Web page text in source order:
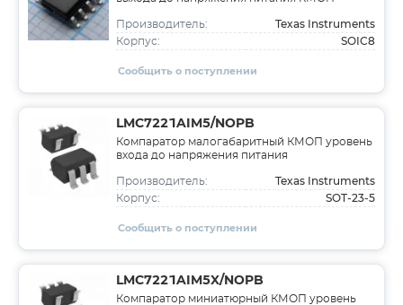
Производитель: Texas Instruments
Корпус: SOIC8
Сообщить о поступлении
LMC7221AIM5/NOPB
Компаратор малогабаритный КМОП уровень
входа до напряжения питания
Производитель: Texas Instruments
Корпус: SOT-23-5
Сообщить о поступлении
LMC7221AIM5X/NOPB
Компаратор миниатюрный КМОП уровень